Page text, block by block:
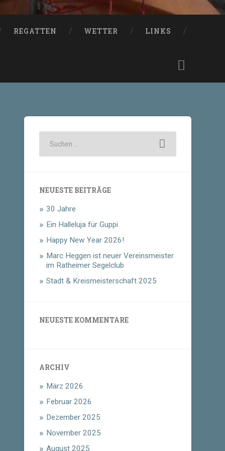
REGATTEN WETTER LINKS
NEUESTE BEITRÄGE
30 Jahre
Ein Halleluja für Guppi
Happy New Year 2026!
Marc Heggen ist neuer Vereinsmeister
im Ratheimer Segelclub
Stadt & Kreismeisterschaft 2025
NEUESTE KOMMENTARE
ARCHIV
März 2026
Februar 2026
Dezember 2025
November 2025
August 2025